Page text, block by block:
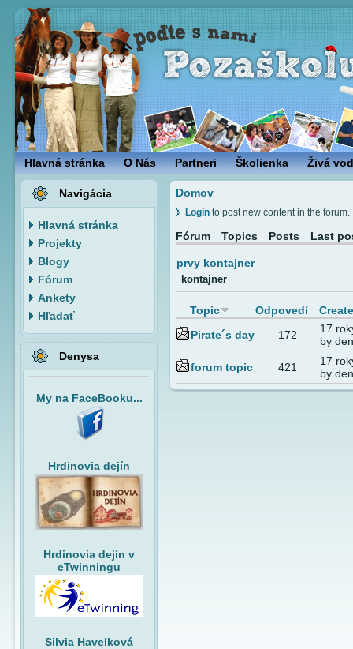
Hlavná stránka O Nás Partneri Školienka Živá
Navigácia
Hlavná stránka
Projekty
Blogy
Fórum
Ankety
Hľadať
Denysa
My na FaceBooku...
Hrdinovia dejín
Hrdinovia dejín v
eTwinningu
Silvia Havelková
Domov
Login to post new content in the forum.
Fórum Topics Posts Last
prvy kontajner
kontajner
Topic Odpovedí
Pirate´s day
172
17
by
forum topic 421
17
by